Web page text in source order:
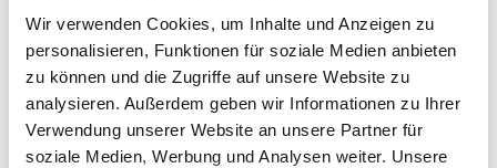
Wir verwenden Cookies, um Inhalte und Anzeigen zu
personalisieren, Funktionen für soziale Medien anbieten
zu können und die Zugriffe auf unsere Website zu
analysieren. Außerdem geben wir Informationen zu Ihrer
Verwendung unserer Website an unsere Partner für
soziale Medien, Werbung und Analysen weiter. Unsere